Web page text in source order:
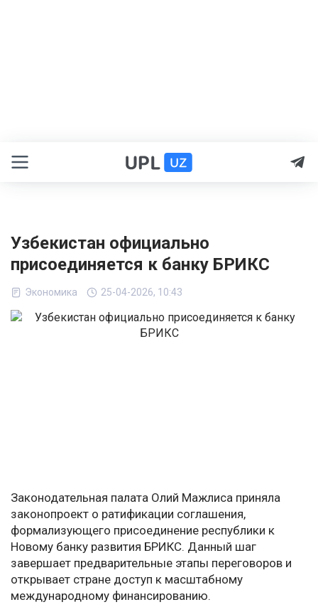
Узбекистан официально
присоединяется к банку БРИКС
Экономика 25-04-2026, 10:43
Законодательная палата Олий Мажлиса приняла
законопроект о ратификации соглашения,
формализующего присоединение республики к
Новому банку развития БРИКС. Данный шаг
завершает предварительные этапы переговоров и
открывает стране доступ к масштабному
международному финансированию.